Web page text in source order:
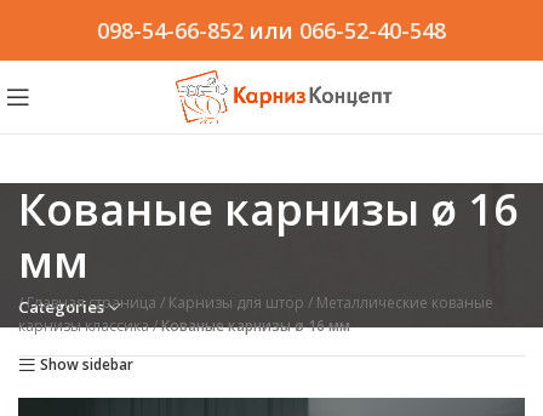
098-54-66-852 или 066-52-40-548
Кованые карнизы ø 16
мм
Categories
/Главная страница / Карнизы для штор / Металлические кованые
карнизы классика/Кованые карнизы ø 16 мм
Show sidebar